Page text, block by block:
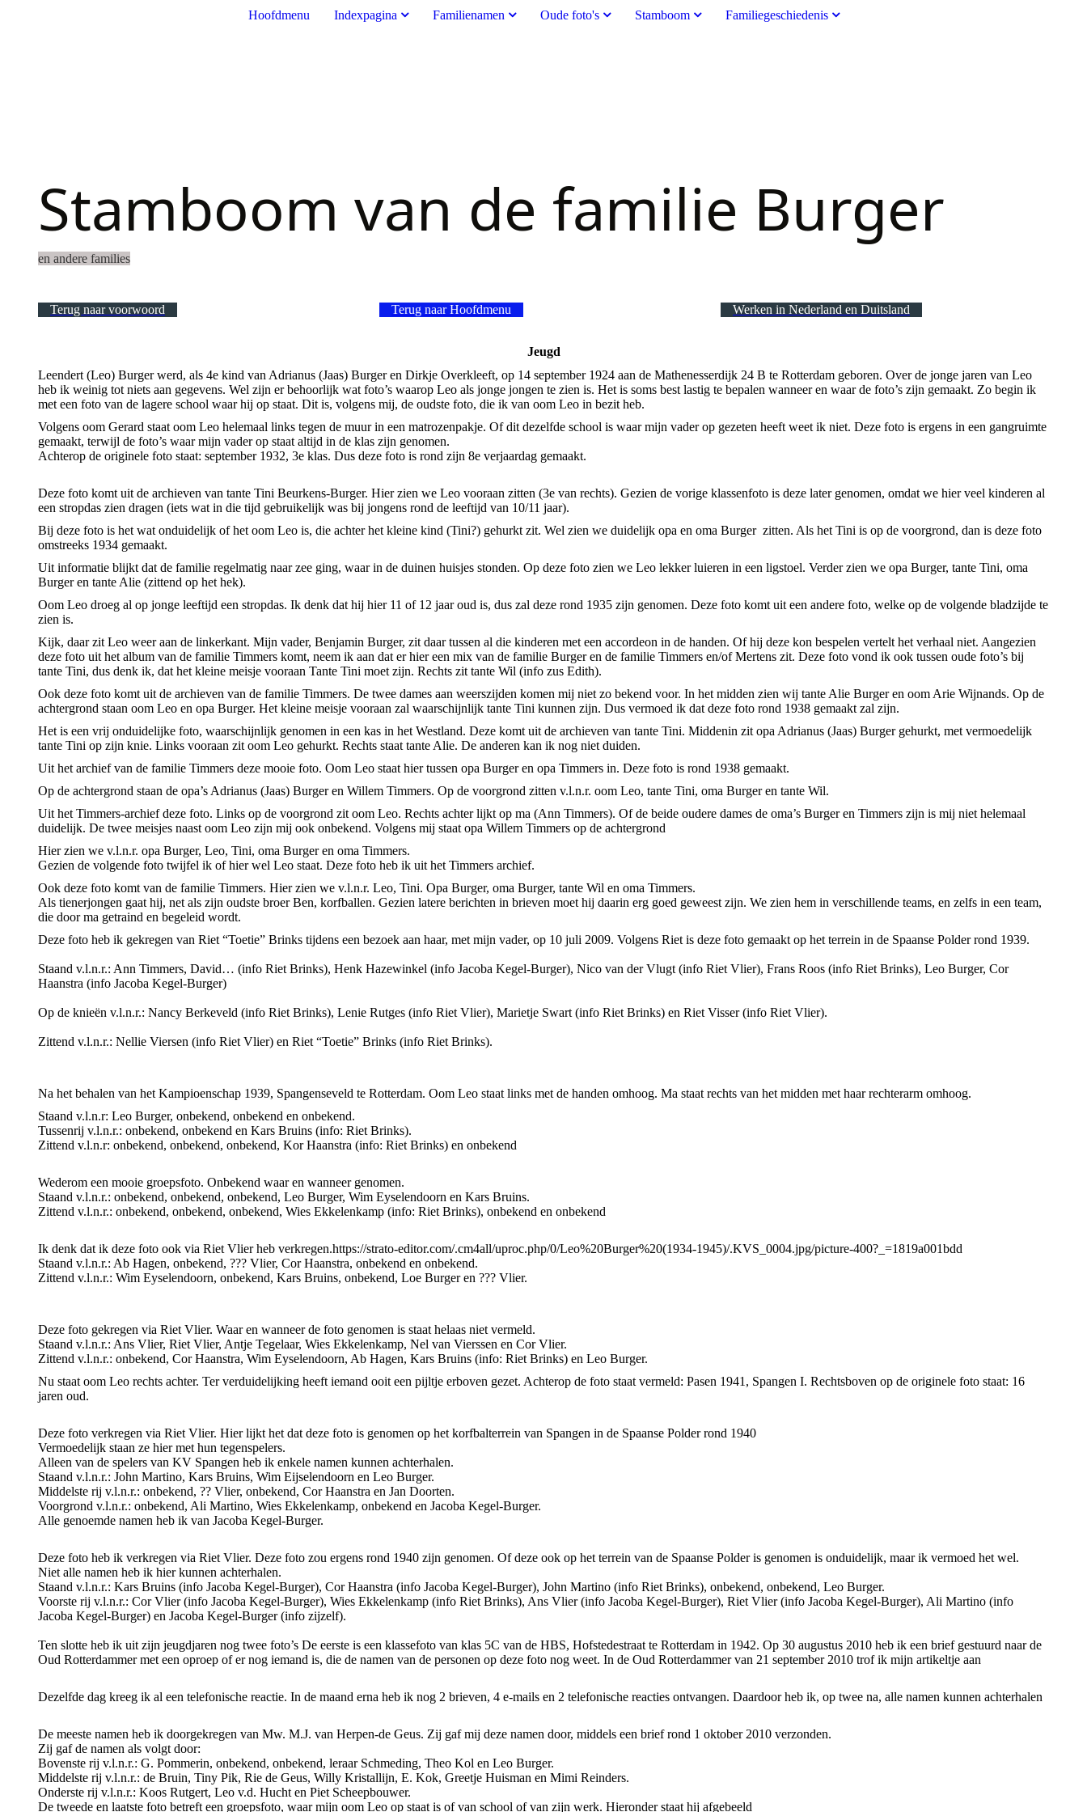
Hoofdmenu Indexpagina Familienamen Oude foto's Stamboom Familiegeschiedenis
Stamboom van de familie Burger
en andere families
Terug naar voorwoord Terug naar Hoofdmenu Werken in Nederland en Duitsland
Jeugd
Leendert (Leo) Burger werd, als 4e kind van Adrianus (Jaas) Burger en Dirkje Overkleeft, op 14 september 1924 aan de Mathenesserdijk 24 B te Rotterdam geboren. Over de jonge jaren van Leo
heb ik weinig tot niets aan gegevens. Wel zijn er behoorlijk wat foto’s waarop Leo als jonge jongen te zien is. Het is soms best lastig te bepalen wanneer en waar de foto’s zijn gemaakt. Zo begin ik
met een foto van de lagere school waar hij op staat. Dit is, volgens mij, de oudste foto, die ik van oom Leo in bezit heb.
Volgens oom Gerard staat oom Leo helemaal links tegen de muur in een matrozenpakje. Of dit dezelfde school is waar mijn vader op gezeten heeft weet ik niet. Deze foto is ergens in een gangruimte
gemaakt, terwijl de foto’s waar mijn vader op staat altijd in de klas zijn genomen.
Achterop de originele foto staat: september 1932, 3e klas. Dus deze foto is rond zijn 8e verjaardag gemaakt.
Deze foto komt uit de archieven van tante Tini Beurkens-Burger. Hier zien we Leo vooraan zitten (3e van rechts). Gezien de vorige klassenfoto is deze later genomen, omdat we hier veel kinderen al
een stropdas zien dragen (iets wat in die tijd gebruikelijk was bij jongens rond de leeftijd van 10/11 jaar).
Bij deze foto is het wat onduidelijk of het oom Leo is, die achter het kleine kind (Tini?) gehurkt zit. Wel zien we duidelijk opa en oma Burger zitten. Als het Tini is op de voorgrond, dan is deze foto
omstreeks 1934 gemaakt.
Uit informatie blijkt dat de familie regelmatig naar zee ging, waar in de duinen huisjes stonden. Op deze foto zien we Leo lekker luieren in een ligstoel. Verder zien we opa Burger, tante Tini, oma
Burger en tante Alie (zittend op het hek).
Oom Leo droeg al op jonge leeftijd een stropdas. Ik denk dat hij hier 11 of 12 jaar oud is, dus zal deze rond 1935 zijn genomen. Deze foto komt uit een andere foto, welke op de volgende bladzijde te
zien is.
Kijk, daar zit Leo weer aan de linkerkant. Mijn vader, Benjamin Burger, zit daar tussen al die kinderen met een accordeon in de handen. Of hij deze kon bespelen vertelt het verhaal niet. Aangezien
deze foto uit het album van de familie Timmers komt, neem ik aan dat er hier een mix van de familie Burger en de familie Timmers en/of Mertens zit. Deze foto vond ik ook tussen oude foto’s bij
tante Tini, dus denk ik, dat het kleine meisje vooraan Tante Tini moet zijn. Rechts zit tante Wil (info zus Edith).
Ook deze foto komt uit de archieven van de familie Timmers. De twee dames aan weerszijden komen mij niet zo bekend voor. In het midden zien wij tante Alie Burger en oom Arie Wijnands. Op de
achtergrond staan oom Leo en opa Burger. Het kleine meisje vooraan zal waarschijnlijk tante Tini kunnen zijn. Dus vermoed ik dat deze foto rond 1938 gemaakt zal zijn.
Het is een vrij onduidelijke foto, waarschijnlijk genomen in een kas in het Westland. Deze komt uit de archieven van tante Tini. Middenin zit opa Adrianus (Jaas) Burger gehurkt, met vermoedelijk
tante Tini op zijn knie. Links vooraan zit oom Leo gehurkt. Rechts staat tante Alie. De anderen kan ik nog niet duiden.
Uit het archief van de familie Timmers deze mooie foto. Oom Leo staat hier tussen opa Burger en opa Timmers in. Deze foto is rond 1938 gemaakt.
Op de achtergrond staan de opa’s Adrianus (Jaas) Burger en Willem Timmers. Op de voorgrond zitten v.l.n.r. oom Leo, tante Tini, oma Burger en tante Wil.
Uit het Timmers-archief deze foto. Links op de voorgrond zit oom Leo. Rechts achter lijkt op ma (Ann Timmers). Of de beide oudere dames de oma’s Burger en Timmers zijn is mij niet helemaal
duidelijk. De twee meisjes naast oom Leo zijn mij ook onbekend. Volgens mij staat opa Willem Timmers op de achtergrond
Hier zien we v.l.n.r. opa Burger, Leo, Tini, oma Burger en oma Timmers.
Gezien de volgende foto twijfel ik of hier wel Leo staat. Deze foto heb ik uit het Timmers archief.
Ook deze foto komt van de familie Timmers. Hier zien we v.l.n.r. Leo, Tini. Opa Burger, oma Burger, tante Wil en oma Timmers.
Als tienerjongen gaat hij, net als zijn oudste broer Ben, korfballen. Gezien latere berichten in brieven moet hij daarin erg goed geweest zijn. We zien hem in verschillende teams, en zelfs in een team,
die door ma getraind en begeleid wordt.
Deze foto heb ik gekregen van Riet “Toetie” Brinks tijdens een bezoek aan haar, met mijn vader, op 10 juli 2009. Volgens Riet is deze foto gemaakt op het terrein in de Spaanse Polder rond 1939.
Staand v.l.n.r.: Ann Timmers, David… (info Riet Brinks), Henk Hazewinkel (info Jacoba Kegel-Burger), Nico van der Vlugt (info Riet Vlier), Frans Roos (info Riet Brinks), Leo Burger, Cor
Haanstra (info Jacoba Kegel-Burger)
Op de knieën v.l.n.r.: Nancy Berkeveld (info Riet Brinks), Lenie Rutges (info Riet Vlier), Marietje Swart (info Riet Brinks) en Riet Visser (info Riet Vlier).
Zittend v.l.n.r.: Nellie Viersen (info Riet Vlier) en Riet “Toetie” Brinks (info Riet Brinks).
Na het behalen van het Kampioenschap 1939, Spangenseveld te Rotterdam. Oom Leo staat links met de handen omhoog. Ma staat rechts van het midden met haar rechterarm omhoog.
Staand v.l.n.r: Leo Burger, onbekend, onbekend en onbekend.
Tussenrij v.l.n.r.: onbekend, onbekend en Kars Bruins (info: Riet Brinks).
Zittend v.l.n.r: onbekend, onbekend, onbekend, Kor Haanstra (info: Riet Brinks) en onbekend
Wederom een mooie groepsfoto. Onbekend waar en wanneer genomen.
Staand v.l.n.r.: onbekend, onbekend, onbekend, Leo Burger, Wim Eyselendoorn en Kars Bruins.
Zittend v.l.n.r.: onbekend, onbekend, onbekend, Wies Ekkelenkamp (info: Riet Brinks), onbekend en onbekend
Ik denk dat ik deze foto ook via Riet Vlier heb verkregen.https://strato-editor.com/.cm4all/uproc.php/0/Leo%20Burger%20(1934-1945)/.KVS_0004.jpg/picture-400?_=1819a001bdd
Staand v.l.n.r.: Ab Hagen, onbekend, ??? Vlier, Cor Haanstra, onbekend en onbekend.
Zittend v.l.n.r.: Wim Eyselendoorn, onbekend, Kars Bruins, onbekend, Loe Burger en ??? Vlier.
Deze foto gekregen via Riet Vlier. Waar en wanneer de foto genomen is staat helaas niet vermeld.
Staand v.l.n.r.: Ans Vlier, Riet Vlier, Antje Tegelaar, Wies Ekkelenkamp, Nel van Vierssen en Cor Vlier.
Zittend v.l.n.r.: onbekend, Cor Haanstra, Wim Eyselendoorn, Ab Hagen, Kars Bruins (info: Riet Brinks) en Leo Burger.
Nu staat oom Leo rechts achter. Ter verduidelijking heeft iemand ooit een pijltje erboven gezet. Achterop de foto staat vermeld: Pasen 1941, Spangen I. Rechtsboven op de originele foto staat: 16
jaren oud.
Deze foto verkregen via Riet Vlier. Hier lijkt het dat deze foto is genomen op het korfbalterrein van Spangen in de Spaanse Polder rond 1940
Vermoedelijk staan ze hier met hun tegenspelers.
Alleen van de spelers van KV Spangen heb ik enkele namen kunnen achterhalen.
Staand v.l.n.r.: John Martino, Kars Bruins, Wim Eijselendoorn en Leo Burger.
Middelste rij v.l.n.r.: onbekend, ?? Vlier, onbekend, Cor Haanstra en Jan Doorten.
Voorgrond v.l.n.r.: onbekend, Ali Martino, Wies Ekkelenkamp, onbekend en Jacoba Kegel-Burger.
Alle genoemde namen heb ik van Jacoba Kegel-Burger.
Deze foto heb ik verkregen via Riet Vlier. Deze foto zou ergens rond 1940 zijn genomen. Of deze ook op het terrein van de Spaanse Polder is genomen is onduidelijk, maar ik vermoed het wel.
Niet alle namen heb ik hier kunnen achterhalen.
Staand v.l.n.r.: Kars Bruins (info Jacoba Kegel-Burger), Cor Haanstra (info Jacoba Kegel-Burger), John Martino (info Riet Brinks), onbekend, onbekend, Leo Burger.
Voorste rij v.l.n.r.: Cor Vlier (info Jacoba Kegel-Burger), Wies Ekkelenkamp (info Riet Brinks), Ans Vlier (info Jacoba Kegel-Burger), Riet Vlier (info Jacoba Kegel-Burger), Ali Martino (info
Jacoba Kegel-Burger) en Jacoba Kegel-Burger (info zijzelf).
Ten slotte heb ik uit zijn jeugdjaren nog twee foto’s De eerste is een klassefoto van klas 5C van de HBS, Hofstedestraat te Rotterdam in 1942. Op 30 augustus 2010 heb ik een brief gestuurd naar de
Oud Rotterdammer met een oproep of er nog iemand is, die de namen van de personen op deze foto nog weet. In de Oud Rotterdammer van 21 september 2010 trof ik mijn artikeltje aan
Dezelfde dag kreeg ik al een telefonische reactie. In de maand erna heb ik nog 2 brieven, 4 e-mails en 2 telefonische reacties ontvangen. Daardoor heb ik, op twee na, alle namen kunnen achterhalen
De meeste namen heb ik doorgekregen van Mw. M.J. van Herpen-de Geus. Zij gaf mij deze namen door, middels een brief rond 1 oktober 2010 verzonden.
Zij gaf de namen als volgt door:
Bovenste rij v.l.n.r.: G. Pommerin, onbekend, onbekend, leraar Schmeding, Theo Kol en Leo Burger.
Middelste rij v.l.n.r.: de Bruin, Tiny Pik, Rie de Geus, Willy Kristallijn, E. Kok, Greetje Huisman en Mimi Reinders.
Onderste rij v.l.n.r.: Koos Rutgert, Leo v.d. Hucht en Piet Scheepbouwer.
De tweede en laatste foto betreft een groepsfoto, waar mijn oom Leo op staat is of van school of van zijn werk. Hieronder staat hij afgebeeld